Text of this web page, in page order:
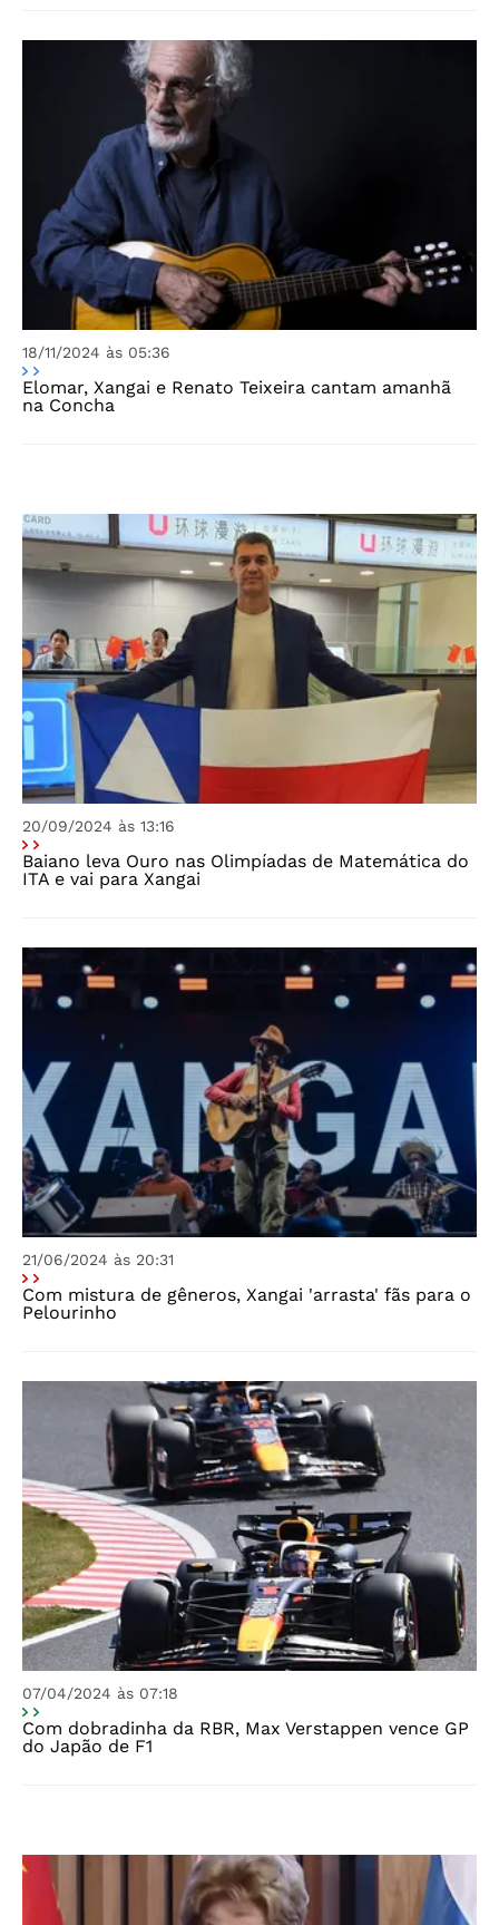
18/11/2024 às 05:36
Elomar, Xangai e Renato Teixeira cantam amanhã
na Concha
20/09/2024 às 13:16
Baiano leva Ouro nas Olimpíadas de Matemática do
ITA e vai para Xangai
21/06/2024 às 20:31
Com mistura de gêneros, Xangai 'arrasta' fãs para o
Pelourinho
07/04/2024 às 07:18
Com dobradinha da RBR, Max Verstappen vence GP
do Japão de F1